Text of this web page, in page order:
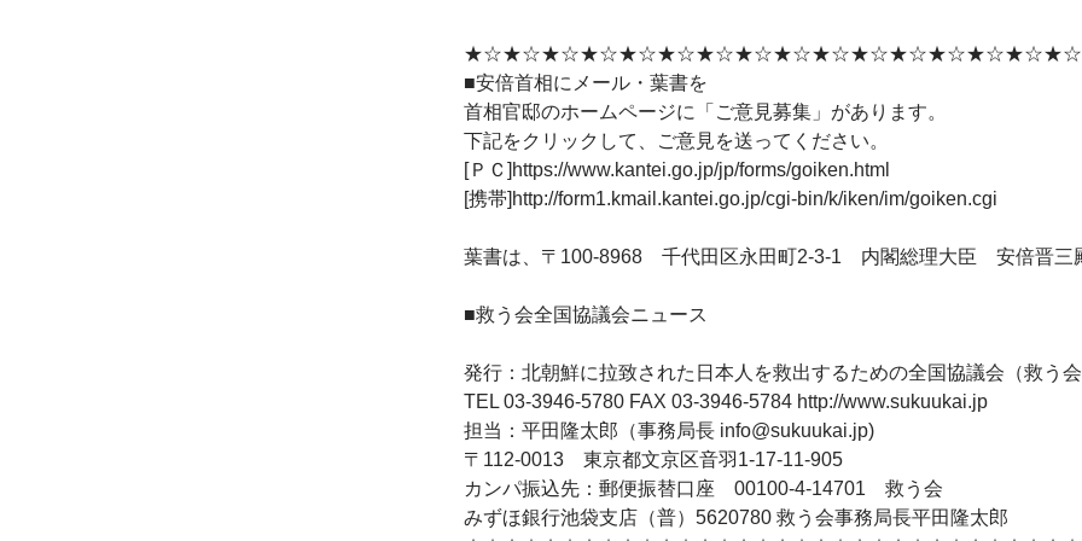
★☆★☆★☆★☆★☆★☆★☆★☆★☆★☆★☆★☆★☆★☆★☆★☆
■安倍首相にメール・葉書を
首相官邸のホームページに「ご意見募集」があります。
下記をクリックして、ご意見を送ってください。
[ＰＣ]https://www.kantei.go.jp/jp/forms/goiken.html
[携帯]http://form1.kmail.kantei.go.jp/cgi-bin/k/iken/im/goiken.cgi
葉書は、〒100-8968 千代田区永田町2-3-1 内閣総理大臣 安倍晋三
■救う会全国協議会ニュース
発行：北朝鮮に拉致された日本人を救出するための全国協議会（救う
TEL 03-3946-5780 FAX 03-3946-5784 http://www.sukuukai.jp
担当：平田隆太郎（事務局長 info@sukuukai.jp)
〒112-0013 東京都文京区音羽1-17-11-905
カンパ振込先：郵便振替口座 00100-4-14701 救う会
みずほ銀行池袋支店（普）5620780 救う会事務局長平田隆太郎